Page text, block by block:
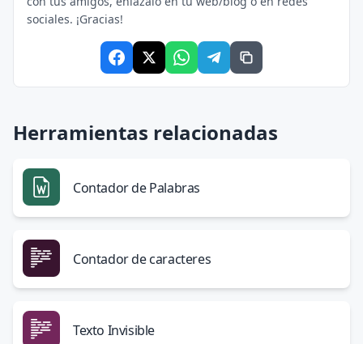
sociales. ¡Gracias!
Herramientas relacionadas
Contador de Palabras
Contador de caracteres
Texto Invisible